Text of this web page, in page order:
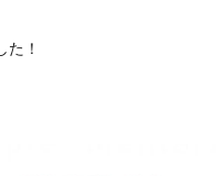
！